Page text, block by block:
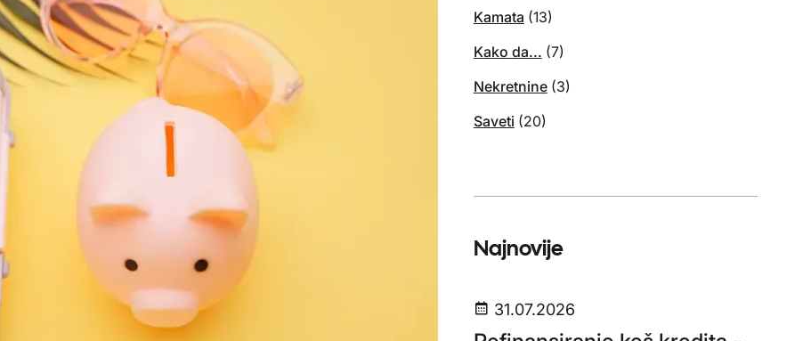
Kamata (13)
Kako da... (7)
Nekretnine(3)
Saveti (20)
Najnovije
31.07.2026